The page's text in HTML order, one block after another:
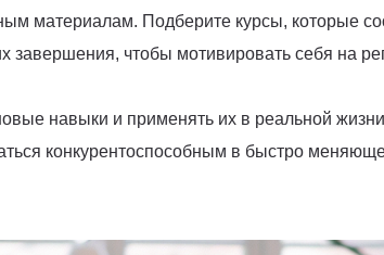
материалам. Подберите курсы, которые
завершения, чтобы мотивировать себя на
навыки и применять их в реальной
конкурентоспособным в быстро